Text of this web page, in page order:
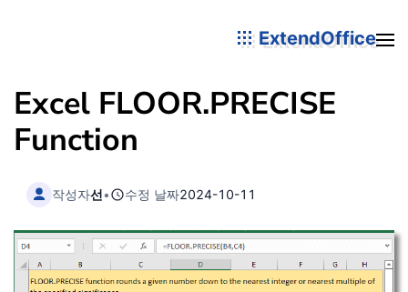
ExtendOffice
Excel FLOOR.PRECISE
Function
작성자선• 수정 날짜2024-10-11